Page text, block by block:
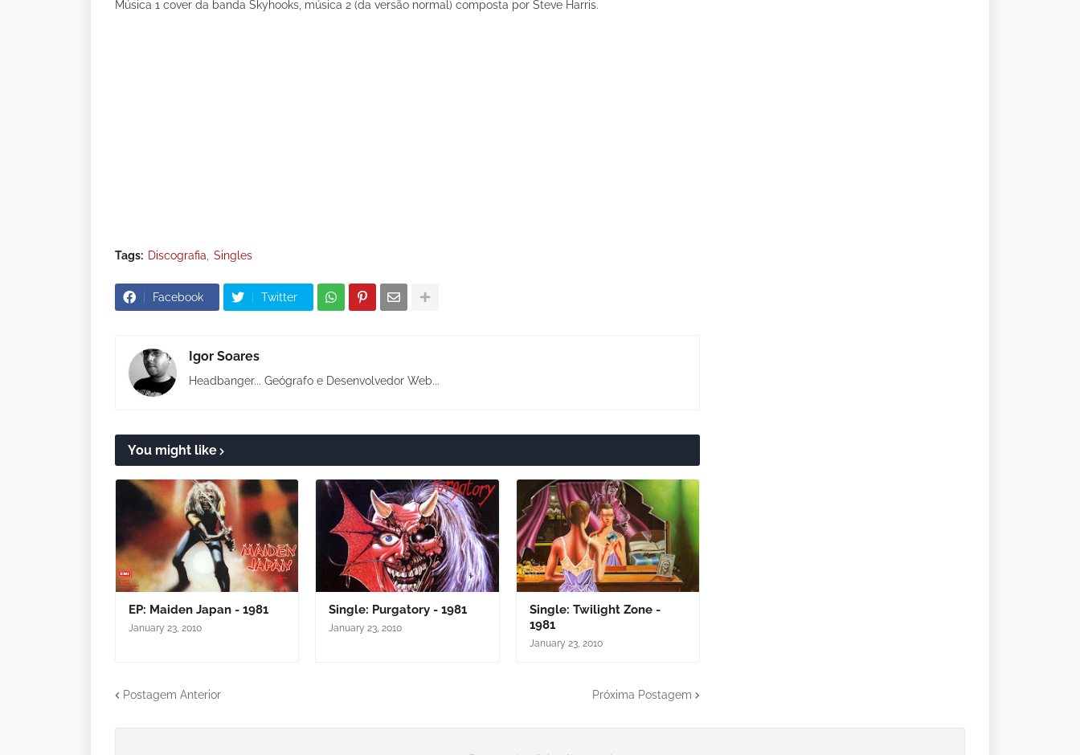
Música 1 cover da banda Skyhooks, música 2 (da versão normal) composta por Steve Harris.
Tags: Discografia Singles
Facebook Twitter
Igor Soares
Headbanger... Geógrafo e Desenvolvedor Web...
You might like
EP: Maiden Japan - 1981
January 23, 2010
Single: Purgatory - 1981
January 23, 2010
Single: Twilight Zone -
1981
January 23, 2010
Postagem Anterior Próxima Postagem